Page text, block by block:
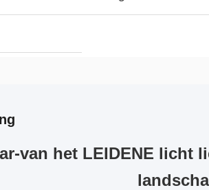
van het LEIDENE licht